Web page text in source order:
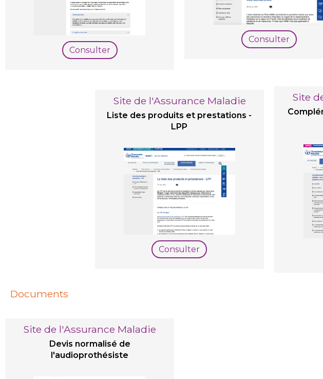
Consulter
Consulter
Site de l'Assurance Maladie
Liste des produits et prestations -
LPP
Consulter
Site
Documents
Site de l'Assurance Maladie
Devis normalisé de
l'audioprothésiste